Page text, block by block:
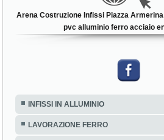
Arena Costruzione Infissi Piazza
pvc alluminio ferro acciaio
INFISSI IN ALLUMINIO
LAVORAZIONE FERRO